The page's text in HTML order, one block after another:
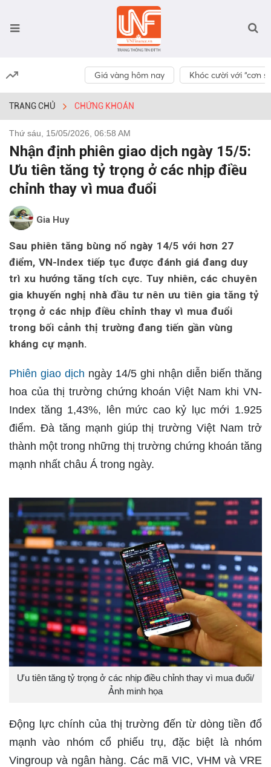
Giá vàng hôm nay Khóc cười với “cơn
TRANG CHỦ CHỨNG KHOÁN
Thứ sáu, 15/05/2026, 06:58 AM
Nhận định phiên giao dịch ngày 15/5:
Ưu tiên tăng tỷ trọng ở các nhịp điều
chỉnh thay vì mua đuổi
Gia Huy
Sau phiên tăng bùng nổ ngày 14/5 với hơn 27
điểm, VN-Index tiếp tục được đánh giá đang duy
trì xu hướng tăng tích cực. Tuy nhiên, các chuyên
gia khuyến nghị nhà đầu tư nên ưu tiên gia tăng tỷ
trọng ở các nhịp điều chỉnh thay vì mua đuổi
trong bối cảnh thị trường đang tiến gần vùng
kháng cự mạnh.
Phiên giao dịch ngày 14/5 ghi nhận diễn biến thăng
hoa của thị trường chứng khoán Việt Nam khi VN-
Index tăng 1,43%, lên mức cao kỷ lục mới 1.925
điểm. Đà tăng mạnh giúp thị trường Việt Nam trở
thành một trong những thị trường chứng khoán tăng
mạnh nhất châu Á trong ngày.
Ưu tiên tăng tỷ trọng ở các nhịp điều chỉnh thay vì mua đuổi/
Ảnh minh họa
Động lực chính của thị trường đến từ dòng tiền đổ
mạnh vào nhóm cổ phiếu trụ, đặc biệt là nhóm
Vingroup và ngân hàng. Các mã VIC, VHM và VRE